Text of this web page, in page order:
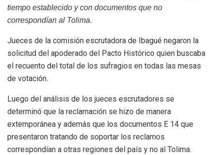
tiempo establecido y con documentos que no
correspondían al Tolima.
Jueces de la comisión escrutadora de Ibagué negaron la
solicitud del apoderado del Pacto Histórico quien buscaba
el recuento del total de los sufragios en todas las mesas
de votación.
Luego del análisis de los jueces escrutadores se
determinó que la reclamación se hizo de manera
extemporánea y además que los documentos E 14 que
presentaron tratando de soportar los reclamos
correspondían a otras regiones del país y no al Tolima.